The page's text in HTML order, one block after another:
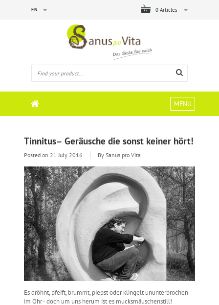
0 Articles
EN
MENU
Tinnitus– Geräusche die sonst keiner hört!
Posted on 21 July 2016 By Sanus pro Vita
Es dröhnt, pfeift, brummt, piepst oder klingelt ununterbrochen
im Ohr - doch um uns herum ist es mucksmäuschenstill!